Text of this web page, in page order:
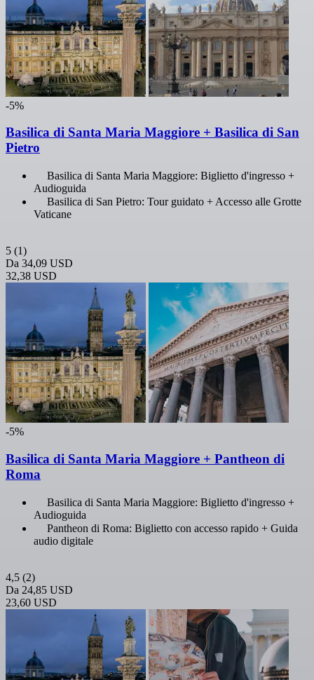
-5%
Basilica di Santa Maria Maggiore + Basilica di San
Pietro
Basilica di Santa Maria Maggiore: Biglietto d'ingresso +
Audioguida
Basilica di San Pietro: Tour guidato + Accesso alle Grotte
Vaticane
5 (1)
Da 34,09 USD
32,38 USD
-5%
Basilica di Santa Maria Maggiore + Pantheon di
Roma
Basilica di Santa Maria Maggiore: Biglietto d'ingresso +
Audioguida
Pantheon di Roma: Biglietto con accesso rapido + Guida
audio digitale
4,5 (2)
Da 24,85 USD
23,60 USD